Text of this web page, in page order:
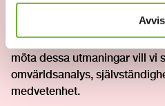
internationell kontext. Den
konstområdet gör att
yrkesverksam danskonstnär
möta dessa utmaningar vill vi
omvärldsanalys,
medvetenhet.